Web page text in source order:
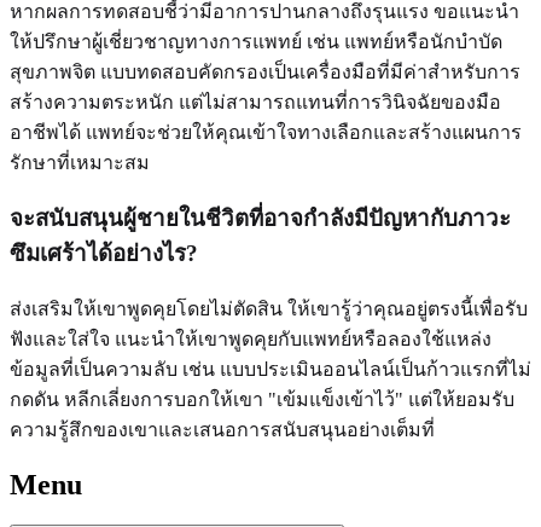
หากผลการทดสอบชี้ว่ามีอาการปานกลางถึงรุนแรง ขอแนะนำ
ให้ปรึกษาผู้เชี่ยวชาญทางการแพทย์ เช่น แพทย์หรือนักบำบัด
สุขภาพจิต แบบทดสอบคัดกรองเป็นเครื่องมือที่มีค่าสำหรับการ
สร้างความตระหนัก แต่ไม่สามารถแทนที่การวินิจฉัยของมือ
อาชีพได้ แพทย์จะช่วยให้คุณเข้าใจทางเลือกและสร้างแผนการ
รักษาที่เหมาะสม
จะสนับสนุนผู้ชายในชีวิตที่อาจกำลังมีปัญหากับภาวะ
ซึมเศร้าได้อย่างไร?
ส่งเสริมให้เขาพูดคุยโดยไม่ตัดสิน ให้เขารู้ว่าคุณอยู่ตรงนี้เพื่อรับ
ฟังและใส่ใจ แนะนำให้เขาพูดคุยกับแพทย์หรือลองใช้แหล่ง
ข้อมูลที่เป็นความลับ เช่น แบบประเมินออนไลน์เป็นก้าวแรกที่ไม่
กดดัน หลีกเลี่ยงการบอกให้เขา "เข้มแข็งเข้าไว้" แต่ให้ยอมรับ
ความรู้สึกของเขาและเสนอการสนับสนุนอย่างเต็มที่
Menu